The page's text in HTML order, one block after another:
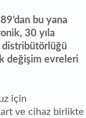
bu yana
30 yıla
distribütörlüğü
değişim evreleri
için
ve cihaz birlikte